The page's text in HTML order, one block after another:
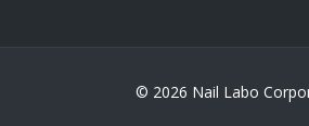
© 2026 Nail Labo